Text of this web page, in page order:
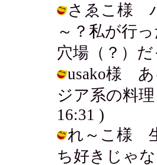
さゑこ様
～？私が行
穴場（？）
usako様 あ
ジア系の料
16:31 )
れ～こ様
ち好きじゃ